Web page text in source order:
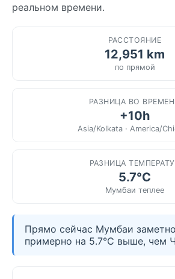
реальном времени.
РАССТОЯНИЕ
12,951 km
по прямой
РАЗНИЦА ВО
+10h
Asia/Kolkata · America/
РАЗНИЦА
5.7°C
Мумбаи теплее
Прямо сейчас Мумбаи
примерно на 5.7°C выше, чем